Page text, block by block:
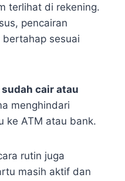
terlihat di rekening.
pencairan
bertahap sesuai
sudah cair atau
menghindari
ke ATM atau bank.
rutin juga
masih aktif dan